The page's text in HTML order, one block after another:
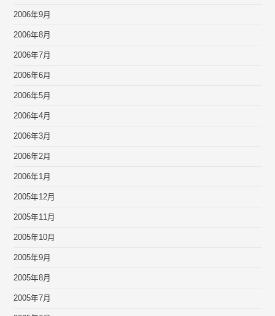
2006年9月
2006年8月
2006年7月
2006年6月
2006年5月
2006年4月
2006年3月
2006年2月
2006年1月
2005年12月
2005年11月
2005年10月
2005年9月
2005年8月
2005年7月